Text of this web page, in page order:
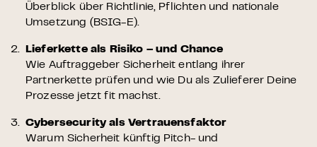
Überblick über Richtlinie, Pflichten und nationale
Umsetzung (BSIG-E).
Lieferkette als Risiko – und Chance
Wie Auftraggeber Sicherheit entlang ihrer
Partnerkette prüfen und wie Du als Zulieferer Deine
Prozesse jetzt fit machst.
Cybersecurity als Vertrauensfaktor
Warum Sicherheit künftig Pitch- und